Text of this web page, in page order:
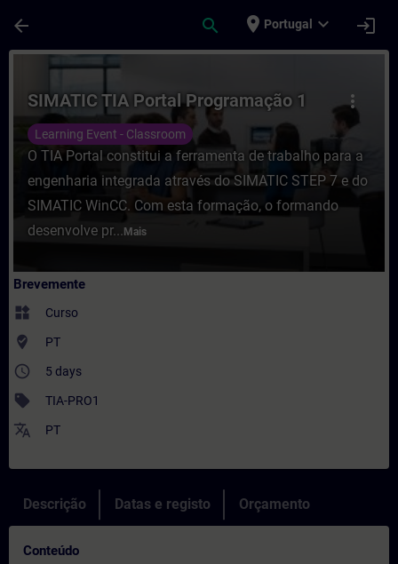
arrow_back search place Portugal expand_more login
Curso - SIMATIC TIA Portal
more_vert
SIMATIC TIA Portal Programação 1
Learning Event - Classroom
O TIA Portal constitui a ferramenta de trabalho para a
engenharia integrada através do SIMATIC STEP 7 e do
SIMATIC WinCC. Com esta formação, o formando
desenvolve pr... Mais
Brevemente
widgets Curso
where_to_vote PT
access_time 5 days
sell TIA-PRO1
translate PT
Descrição Datas e registo Orçamento
Conteúdo